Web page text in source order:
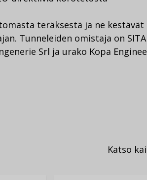
teräksestä ja ne kestävät
Tunneleiden omistaja on
Srl ja urako Kopa
Katso